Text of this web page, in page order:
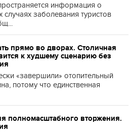
информация о
заболевания туристов
прямо во дворах. Столичная
к худшему сценарию без
«завершили» отопительный
потому что единственная
полномасштабного вторжения.